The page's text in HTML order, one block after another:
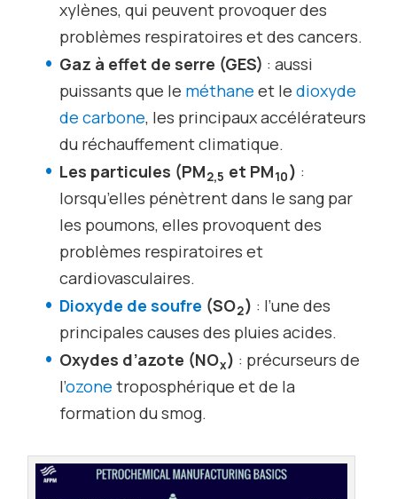
xylènes, qui peuvent provoquer des
problèmes respiratoires et des cancers.
Gaz à effet de serre (GES) : aussi
puissants que le méthane et ledioxyde
de carbone, les principaux accélérateurs
du réchauffement climatique.
Les particules (PM2,5 et PM10) :
lorsqu’elles pénètrent dans le sang par
les poumons, elles provoquent des
problèmes respiratoires et
cardiovasculaires.
Dioxyde de soufre (SO2) : l’une des
principales causes des pluies acides.
Oxydes d’azote (NOx) : précurseurs de
l’ozone troposphérique et de la
formation du smog.